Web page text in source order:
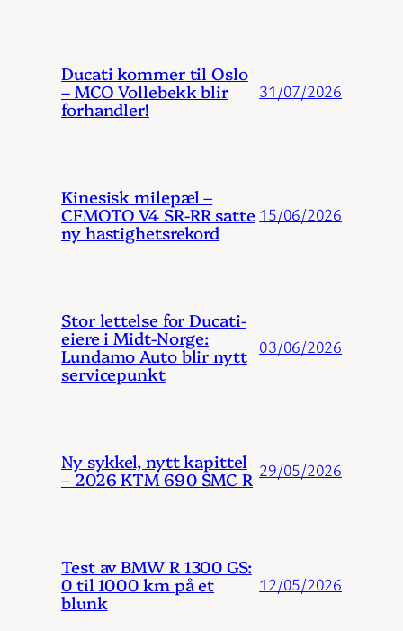
Ducati kommer til Oslo
– MCO Vollebekk blir
forhandler!
31/07/2026
Kinesisk milepæl –
CFMOTO V4 SR-RR satte
ny hastighetsrekord
15/06/2026
Stor lettelse for Ducati-
eiere i Midt-Norge:
Lundamo Auto blir nytt
servicepunkt
03/06/2026
Ny sykkel, nytt kapittel
– 2026 KTM 690 SMC R 29/05/2026
Test av BMW R 1300 GS:
0 til 1000 km på et
blunk
12/05/2026